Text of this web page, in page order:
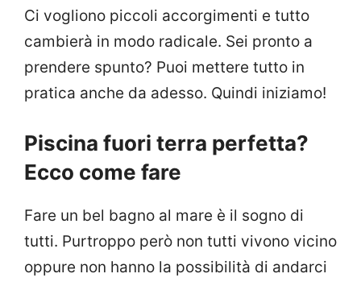
Ci vogliono piccoli accorgimenti e tutto
cambierà in modo radicale. Sei pronto a
prendere spunto? Puoi mettere tutto in
pratica anche da adesso. Quindi iniziamo!
Piscina fuori terra perfetta?
Ecco come fare
Fare un bel bagno al mare è il sogno di
tutti. Purtroppo però non tutti vivono vicino
oppure non hanno la possibilità di andarci